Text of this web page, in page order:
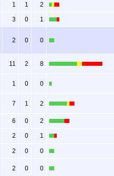
1 1 2
3 0
1
2 0 0
11 2 8
1 0 0
7 1 2
6 0 2
2 0 1
2 0
0
2 0 0